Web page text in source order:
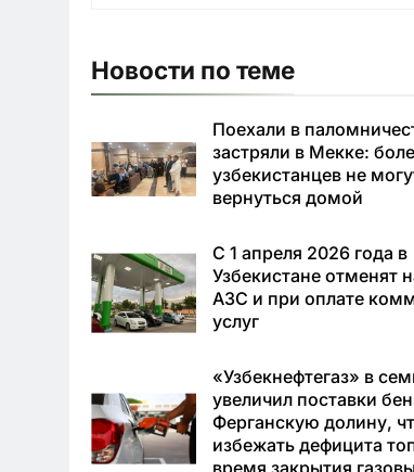
Новости по теме
Поехали в
застряли в Мекке:
узбекистанцев не
вернуться домой
С 1 апреля 2026 года в
Узбекистане отменят
АЗС и при оплате
услуг
«Узбекнефтегаз» в
увеличил поставки
Ферганскую долину,
избежать дефицита